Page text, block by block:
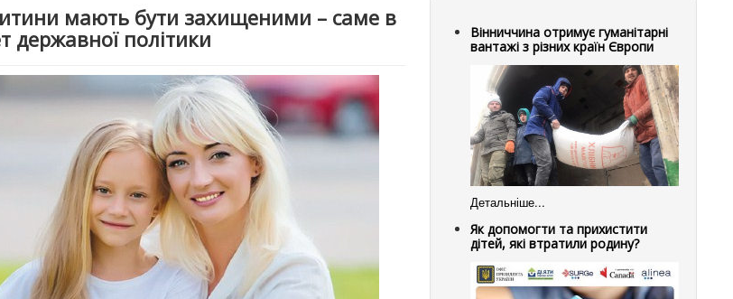
мають бути захищеними – саме в
державної політики
Вінниччина отримує гуманітарні
вантажі з різних країн Європи
Детальніше...
Як допомогти та прихистити
дітей, які втратили родину?